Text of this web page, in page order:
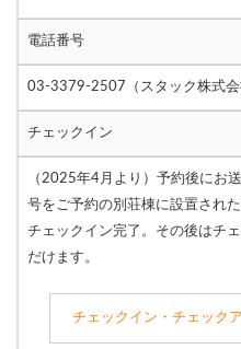
電話番号
03-3379-2507（スタック株式会
チェックイン
（2025年4月より）予約後にお
号をご予約の別荘棟に設置され
チェックイン完了。その後はチ
だけます。
チェックイン・チェック